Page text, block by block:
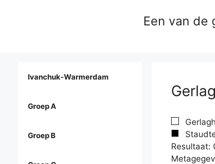
Een van de
Resultaat:
Ivanchuk-Warmerdam
Groep A
Groep B